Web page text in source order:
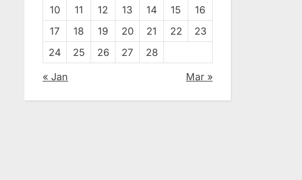
10
11 12 13 14 15
16
17
18 19 20 21 22
23
24
25 26 27 28
« Jan Mar »